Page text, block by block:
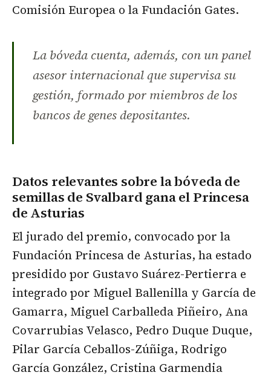
Comisión Europea o la Fundación Gates.
La bóveda cuenta, además, con un panel
asesor internacional que supervisa su
gestión, formado por miembros de los
bancos de genes depositantes.
Datos relevantes sobre la bóveda de
semillas de Svalbard gana el Princesa
de Asturias
El jurado del premio, convocado por la
Fundación Princesa de Asturias, ha estado
presidido por Gustavo Suárez-Pertierra e
integrado por Miguel Ballenilla y García de
Gamarra, Miguel Carballeda Piñeiro, Ana
Covarrubias Velasco, Pedro Duque Duque,
Pilar García Ceballos-Zúñiga, Rodrigo
García González, Cristina Garmendia